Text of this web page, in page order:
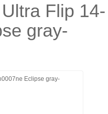
Flip 14-
gray-